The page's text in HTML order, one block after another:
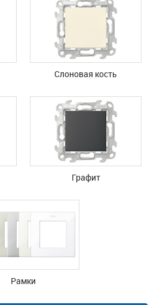
Слоновая кость
Графит
Рамки